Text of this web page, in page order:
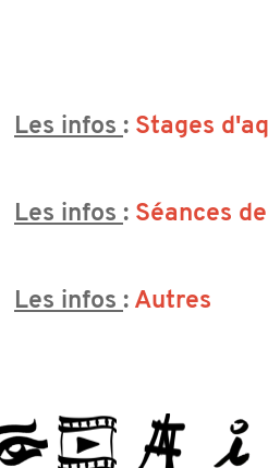
Les infos : Stages
Les infos : Séances
Les infos : Autres